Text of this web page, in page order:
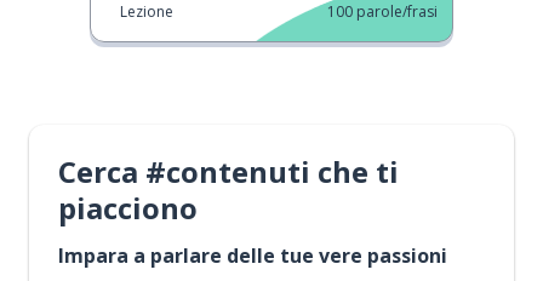
Lezione 100 parole/frasi
Cerca #contenuti che ti
piacciono
Impara a parlare delle tue vere passioni